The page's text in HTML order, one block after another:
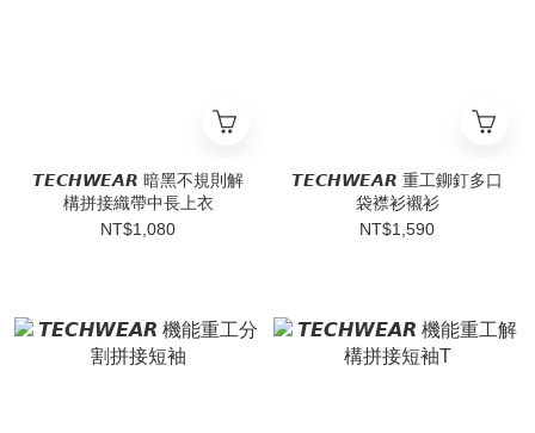
𝙏𝙀𝘾𝙃𝙒𝙀𝘼𝙍 暗黑不規則解
構拼接織帶中長上衣
NT$1,080
𝙏𝙀𝘾𝙃𝙒𝙀𝘼𝙍 重工鉚釘多口
袋襟衫襯衫
NT$1,590